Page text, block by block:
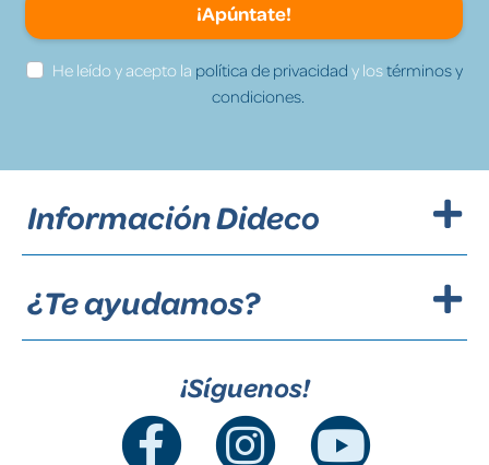
¡Apúntate!
He leído y acepto la política de privacidad y lostérminos y
condiciones.
Información Dideco
¿Te ayudamos?
¡Síguenos!